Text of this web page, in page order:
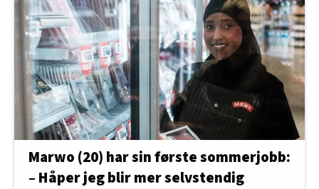
Marwo (20) har sin første sommerjobb:
– Håper jeg blir mer selvstendig